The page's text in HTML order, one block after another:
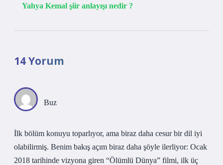
Yahya Kemal şiir anlayışı nedir ?
14 Yorum
Buz
İlk bölüm konuyu toparlıyor, ama biraz daha cesur bir dil iyi
olabilirmiş. Benim bakış açım biraz daha şöyle ilerliyor: Ocak
2018 tarihinde vizyona giren “Ölümlü Dünya” filmi, ilk üç